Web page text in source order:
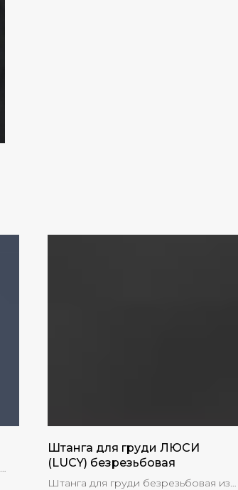
Штанга для груди ЛЮСИ
(LUCY) безрезьбовая
Штанга для груди безрезьбовая из